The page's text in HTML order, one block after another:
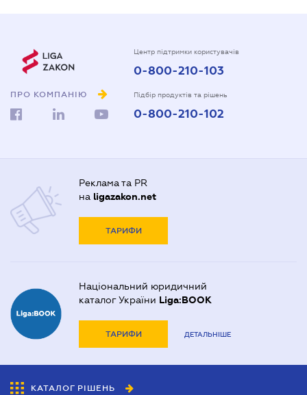
ПРО КОМПАНІЮ
Центр підтримки користувачів
0-800-210-103
Підбір продуктів та рішень
0-800-210-102
Реклама та PR
на ligazakon.net
ТАРИФИ
Національний юридичний
каталог України Liga:BOOK
ТАРИФИ ДЕТАЛЬНІШЕ
КАТАЛОГ РІШЕНЬ